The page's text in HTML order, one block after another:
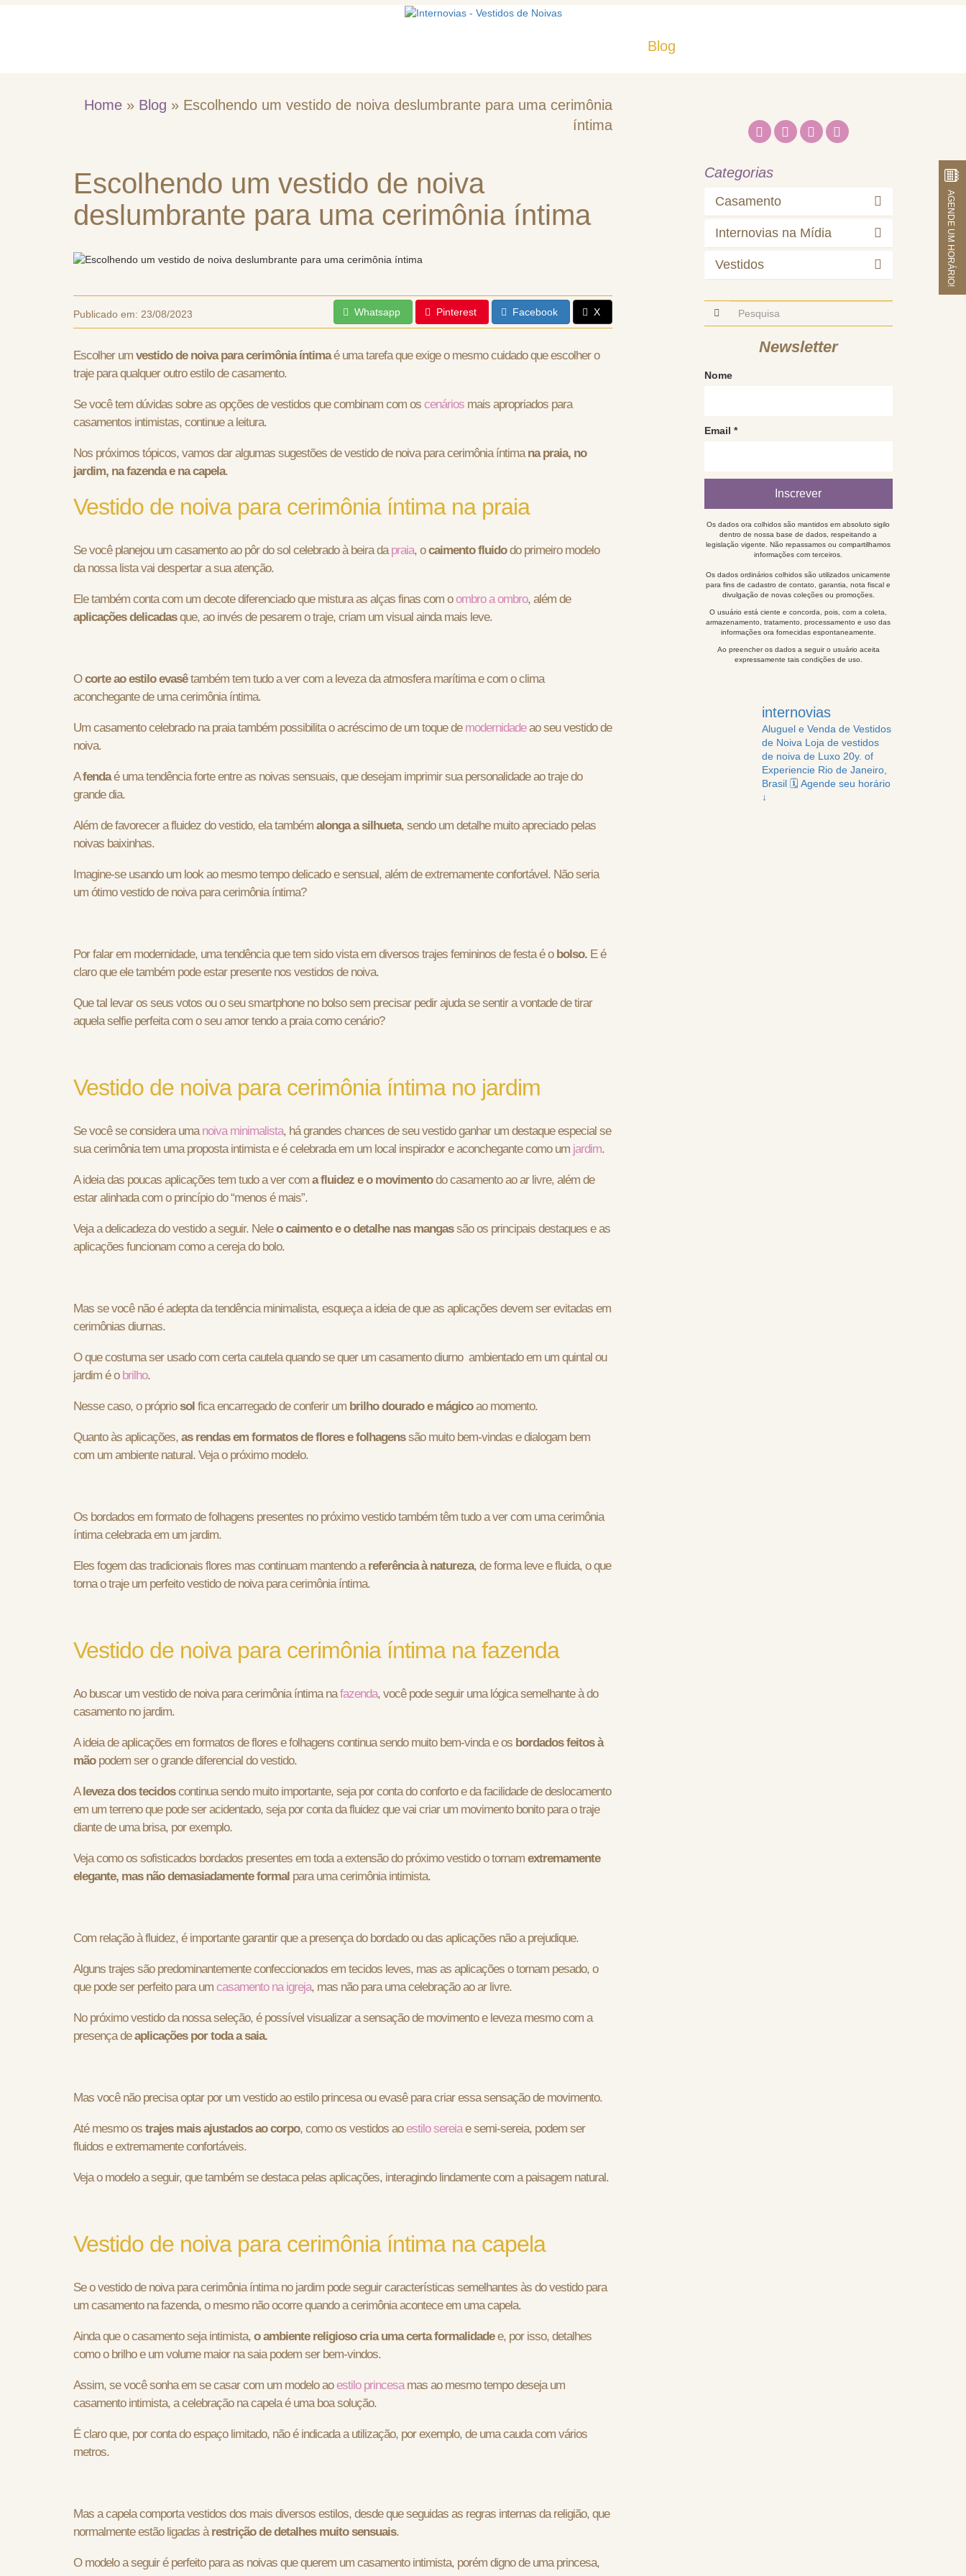
Blog
Home » Blog » Escolhendo um vestido de noiva deslumbrante para uma cerimônia
íntima
Escolhendo um vestido de noiva
deslumbrante para uma cerimônia íntima
Publicado em: 23/08/2023 Whatsapp Pinterest Facebook X
Escolher um vestido de noiva para cerimônia íntimaé uma tarefa que exige o mesmo cuidado que escolher o
traje para qualquer outro estilo de casamento.
Se você tem dúvidas sobre as opções de vestidos que combinam com os cenários mais apropriados para
casamentos intimistas, continue a leitura.
Nos próximos tópicos, vamos dar algumas sugestões de vestido de noiva para cerimônia íntimana praia, no
jardim, na fazenda e na capela.
Vestido de noiva para cerimônia íntima na praia
Se você planejou um casamento ao pôr do sol celebrado à beira dapraia, ocaimento fluidodo primeiro modelo
da nossa lista vai despertar a sua atenção.
Ele também conta com um decote diferenciado que mistura as alças finas com o ombro a ombro, além de
aplicações delicadasque, ao invés de pesarem o traje, criam um visual ainda mais leve.
Ocorte ao estilo evasêtambém tem tudo a ver com a leveza da atmosfera marítima e com o clima
aconchegante de uma cerimônia íntima.
Um casamento celebrado na praia também possibilita o acréscimo de um toque de modernidadeao seu vestido de
noiva.
Afendaé uma tendência forte entre as noivas sensuais, que desejam imprimir sua personalidade ao traje do
grande dia.
Além de favorecer a fluidez do vestido, ela também alonga a silhueta, sendo um detalhe muito apreciado pelas
noivas baixinhas.
Imagine-se usando um look ao mesmo tempo delicado e sensual, além de extremamente confortável. Não seria
um ótimo vestido de noiva para cerimônia íntima?
Por falar em modernidade, uma tendência que tem sido vista em diversos trajes femininos de festa é o bolso. E é
claro que ele também pode estar presente nos vestidos de noiva.
Que tal levar os seus votos ou o seu smartphone no bolso sem precisar pedir ajuda se sentir a vontade de tirar
aquela selfie perfeita com o seu amor tendo a praia como cenário?
Vestido de noiva para cerimônia íntima no jardim
Se você se considera umanoiva minimalista, há grandes chances de seu vestido ganhar um destaque especial se
sua cerimônia tem uma proposta intimista e é celebrada em um local inspirador e aconchegante como um jardim.
A ideia das poucas aplicações tem tudo a ver com a fluidez e o movimentodo casamento ao ar livre, além de
estar alinhada com o princípio do “menos é mais”.
Veja a delicadeza do vestido a seguir. Neleo caimento e o detalhe nas mangassão os principais destaques e as
aplicações funcionam como a cereja do bolo.
Mas se você não é adepta da tendência minimalista, esqueça a ideia de que as aplicações devem ser evitadas em
cerimônias diurnas.
O que costuma ser usado com certa cautela quando se quer um casamento diurno ambientado em um quintal ou
jardim é o brilho.
Nesse caso, o própriosol fica encarregado de conferir um brilho dourado e mágicoao momento.
Quanto às aplicações, as rendas em formatos de flores e folhagenssão muito bem-vindas e dialogam bem
com um ambiente natural. Veja o próximo modelo.
Os bordados em formato de folhagens presentes no próximo vestido também têm tudo a ver com uma cerimônia
íntima celebrada em um jardim.
Eles fogem das tradicionais flores mas continuam mantendo areferência à natureza, de forma leve e fluida, o que
torna o traje um perfeito vestido de noiva para cerimônia íntima.
Vestido de noiva para cerimônia íntima na fazenda
Ao buscar um vestido de noiva para cerimônia íntima nafazenda, você pode seguir uma lógica semelhante à do
casamento no jardim.
A ideia de aplicações em formatos de flores e folhagens continua sendo muito bem-vinda e os bordados feitos à
mãopodem ser o grande diferencial do vestido.
A leveza dos tecidoscontinua sendo muito importante, seja por conta do conforto e da facilidade de deslocamento
em um terreno que pode ser acidentado, seja por conta da fluidez que vai criar um movimento bonito para o traje
diante de uma brisa, por exemplo.
Veja como os sofisticados bordados presentes em toda a extensão do próximo vestido o tornam extremamente
elegante, mas não demasiadamente formal para uma cerimônia intimista.
Com relação à fluidez, é importante garantir que a presença do bordado ou das aplicações não a prejudique.
Alguns trajes são predominantemente confeccionados em tecidos leves, mas as aplicações o tornam pesado, o
que pode ser perfeito para um casamento na igreja, mas não para uma celebração ao ar livre.
No próximo vestido da nossa seleção, é possível visualizar a sensação de movimento e leveza mesmo com a
presença deaplicações por toda a saia.
Mas você não precisa optar por um vestido ao estilo princesa ou evasê para criar essa sensação de movimento.
Até mesmo os trajes mais ajustados ao corpo, como os vestidos aoestilo sereiae semi-sereia, podem ser
fluidos e extremamente confortáveis.
Veja o modelo a seguir, que também se destaca pelas aplicações, interagindo lindamente com a paisagem natural.
Vestido de noiva para cerimônia íntima na capela
Se o vestido de noiva para cerimônia íntima no jardim pode seguir características semelhantes às do vestido para
um casamento na fazenda, o mesmo não ocorre quando a cerimônia acontece em uma capela.
Ainda que o casamento seja intimista, o ambiente religioso cria uma certa formalidadee, por isso, detalhes
como o brilho e um volume maior na saia podem ser bem-vindos.
Assim, se você sonha em se casar com um modelo aoestilo princesamas ao mesmo tempo deseja um
casamento intimista, a celebração na capela é uma boa solução.
É claro que, por conta do espaço limitado, não é indicada a utilização, por exemplo, de uma cauda com vários
metros.
Mas a capela comporta vestidos dos mais diversos estilos, desde que seguidas as regras internas da religião, que
normalmente estão ligadas àrestrição de detalhes muito sensuais.
O modelo a seguir é perfeito para as noivas que querem um casamento intimista, porém digno de uma princesa,
Categorias
Casamento
Internovias na Mídia
Vestidos
Newsletter
Nome
Email *
Os dados ora colhidos são mantidos em absoluto sigilo
dentro de nossa base de dados, respeitando a
legislação vigente. Não repassamos ou compartilhamos
informações com terceiros.
Os dados ordinários colhidos são utilizados unicamente
para fins de cadastro de contato, garantia, nota fiscal e
divulgação de novas coleções ou promoções.
O usuário está ciente e concorda, pois, com a coleta,
armazenamento, tratamento, processamento e uso das
informações ora fornecidas espontaneamente.
Ao preencher os dados a seguir o usuário aceita
expressamente tais condições de uso.
internovias
Aluguel e Venda de Vestidos
de NoivaLoja de vestidos
de noiva de Luxo20y. of
ExperiencieRio de Janeiro,
Brasil 🗓️ Agende seu horário
↓
AGENDE UM HORÁRIO!